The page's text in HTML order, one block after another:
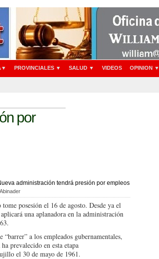
PROVINCIALES ▼ SALUD ▼ VIDEOS OPINION ▼
por
posesión el 16 de agosto. Desde ya el
una aplanadora en la administración
a los empleados gubernamentales,
prevalecido en esta etapa
el 30 de mayo de 1961.